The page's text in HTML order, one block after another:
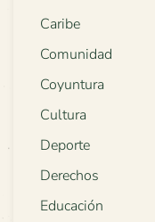
Caribe
Comunidad
Coyuntura
Cultura
Deporte
Derechos
Educación